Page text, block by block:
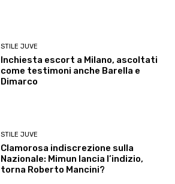
STILE JUVE
Inchiesta escort a Milano, ascoltati
come testimoni anche Barella e
Dimarco
STILE JUVE
Clamorosa indiscrezione sulla
Nazionale: Mimun lancia l’indizio,
torna Roberto Mancini?